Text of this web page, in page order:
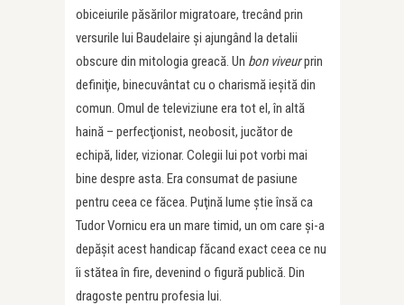
obiceiurile păsărilor migratoare, trecând prin
versurile lui Baudelaire şi ajungând la detalii
obscure din mitologia greacă. Un bon viveurprin
definiţie, binecuvântat cu o charismă ieşită din
comun. Omul de televiziune era tot el, în altă
haină – perfecţionist, neobosit, jucător de
echipă, lider, vizionar. Colegii lui pot vorbi mai
bine despre asta. Era consumat de pasiune
pentru ceea ce făcea. Puţină lume ştie însă ca
Tudor Vornicu era un mare timid, un om care şi-a
depăşit acest handicap făcand exact ceea ce nu
îi stătea în fire, devenind o figură publică. Din
dragoste pentru profesia lui.